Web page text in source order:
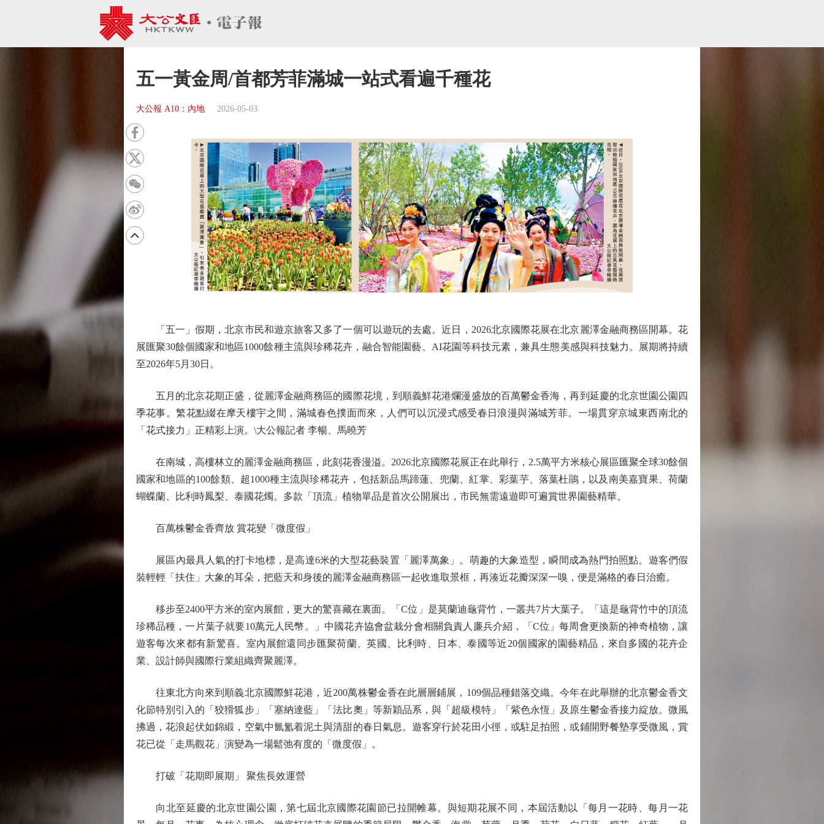
五一黃金周/首都芳菲滿城一站式看遍千種花
大公報 A10：內地 2026-05-03
「五一」假期，北京市民和遊京旅客又多了一個可以遊玩的去處。近日，2026北京國際花展在北京麗澤金融商務區開幕。花
展匯聚30餘個國家和地區1000餘種主流與珍稀花卉，融合智能園藝、AI花園等科技元素，兼具生態美感與科技魅力。展期將持續
至2026年5月30日。
五月的北京花期正盛，從麗澤金融商務區的國際花境，到順義鮮花港爛漫盛放的百萬鬱金香海，再到延慶的北京世園公園四
季花事。繁花點綴在摩天樓宇之間，滿城春色撲面而來，人們可以沉浸式感受春日浪漫與滿城芳菲。一場貫穿京城東西南北的
「花式接力」正精彩上演。\大公報記者 李暢、馬曉芳
在南城，高樓林立的麗澤金融商務區，此刻花香漫溢。2026北京國際花展正在此舉行，2.5萬平方米核心展區匯聚全球30餘個
國家和地區的100餘類、超1000種主流與珍稀花卉，包括新品馬蹄蓮、兜蘭、紅掌、彩葉芋、落葉杜鵑，以及南美嘉寶果、荷蘭
蝴蝶蘭、比利時鳳梨、泰國花燭。多款「頂流」植物單品是首次公開展出，市民無需遠遊即可遍賞世界園藝精華。
百萬株鬱金香齊放 賞花變「微度假」
展區內最具人氣的打卡地標，是高達6米的大型花藝裝置「麗澤萬象」。萌趣的大象造型，瞬間成為熱門拍照點。遊客們假
裝輕輕「扶住」大象的耳朵，把藍天和身後的麗澤金融商務區一起收進取景框，再湊近花瓣深深一嗅，便是滿格的春日治癒。
移步至2400平方米的室內展館，更大的驚喜藏在裏面。「C位」是莫蘭迪龜背竹，一叢共7片大葉子。「這是龜背竹中的頂流
珍稀品種，一片葉子就要10萬元人民幣。」中國花卉協會盆栽分會相關負責人廉兵介紹，「C位」每周會更換新的神奇植物，讓
遊客每次來都有新驚喜。室內展館還同步匯聚荷蘭、英國、比利時、日本、泰國等近20個國家的園藝精品，來自多國的花卉企
業、設計師與國際行業組織齊聚麗澤。
往東北方向來到順義北京國際鮮花港，近200萬株鬱金香在此層層鋪展，109個品種錯落交織。今年在此舉辦的北京鬱金香文
化節特別引入的「狡猾狐步」「塞納達藍」「法比奧」等新穎品系，與「超級模特」「紫色永恆」及原生鬱金香接力綻放。微風
拂過，花浪起伏如錦緞，空氣中氤氳着泥土與清甜的春日氣息。遊客穿行於花田小徑，或駐足拍照，或鋪開野餐墊享受微風，賞
花已從「走馬觀花」演變為一場鬆弛有度的「微度假」。
打破「花期即展期」 聚焦長效運營
向北至延慶的北京世園公園，第七屆北京國際花園節已拉開帷幕。與短期花展不同，本屆活動以「每月一花時、每月一花